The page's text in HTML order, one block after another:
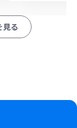
のタイトルや質問内
見る